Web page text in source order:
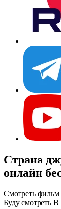
Страна
онлайн
Смотреть фильм
Буду смотреть В